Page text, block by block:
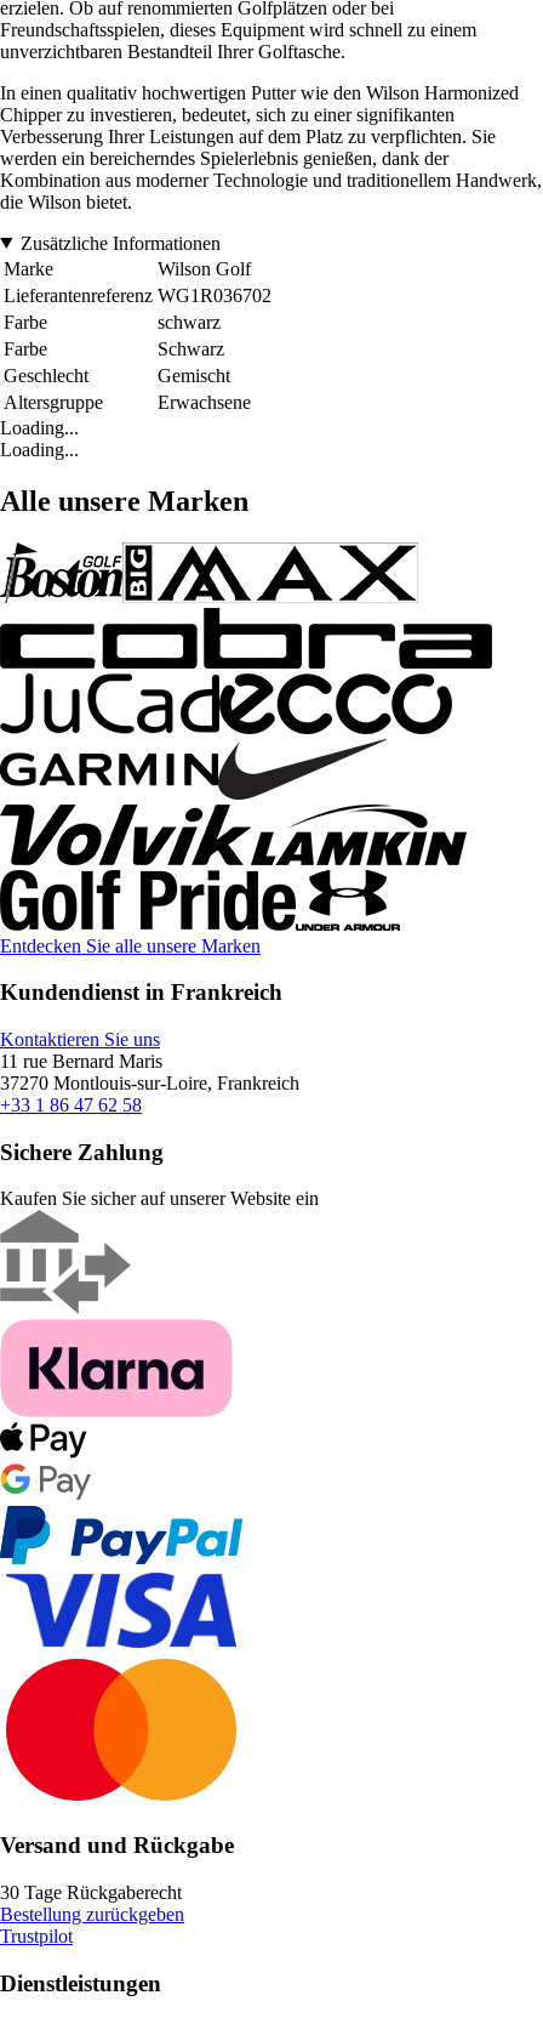
erzielen. Ob auf renommierten Golfplätzen oder bei
Freundschaftsspielen, dieses Equipment wird schnell zu einem
unverzichtbaren Bestandteil Ihrer Golftasche.
In einen qualitativ hochwertigen Putter wie den Wilson Harmonized
Chipper zu investieren, bedeutet, sich zu einer signifikanten
Verbesserung Ihrer Leistungen auf dem Platz zu verpflichten. Sie
werden ein bereicherndes Spielerlebnis genießen, dank der
Kombination aus moderner Technologie und traditionellem Handwerk,
die Wilson bietet.
Zusätzliche Informationen
Marke
Wilson Golf
Lieferantenreferenz WG1R036702
Farbe
schwarz
Farbe
Schwarz
Geschlecht
Gemischt
Altersgruppe
Erwachsene
Loading...
Loading...
Alle unsere Marken
Entdecken Sie alle unsere Marken
Kundendienst in Frankreich
Kontaktieren Sie uns
11 rue Bernard Maris
37270 Montlouis-sur-Loire, Frankreich
+33 1 86 47 62 58
Sichere Zahlung
Kaufen Sie sicher auf unserer Website ein
Versand und Rückgabe
30 Tage Rückgaberecht
Bestellung zurückgeben
Trustpilot
Dienstleistungen